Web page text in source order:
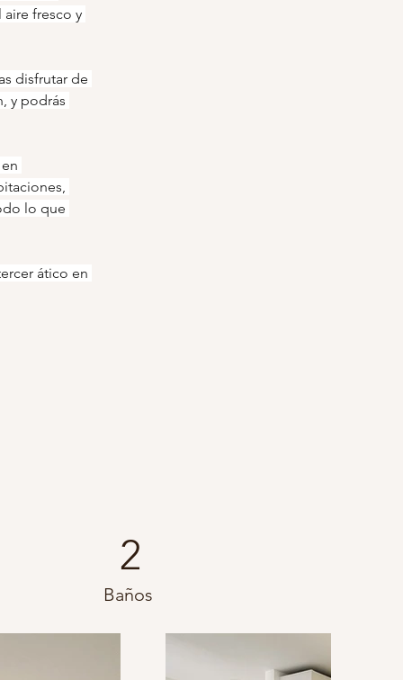
fresco y
disfrutar de
y podrás
lo que
ático en
2
Baños